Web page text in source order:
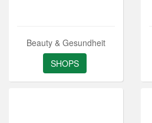
Beauty & Gesundheit
SHOPS